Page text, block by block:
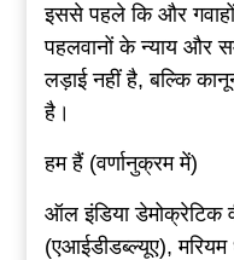
इससे पहले कि और
पहलवानों के न्याय और
लड़ाई नहीं है, बल्कि
है।
हम हैं (वर्णानुक्रम में)
ऑल इंडिया
(एआईडीडब्ल्यूए), मरियम